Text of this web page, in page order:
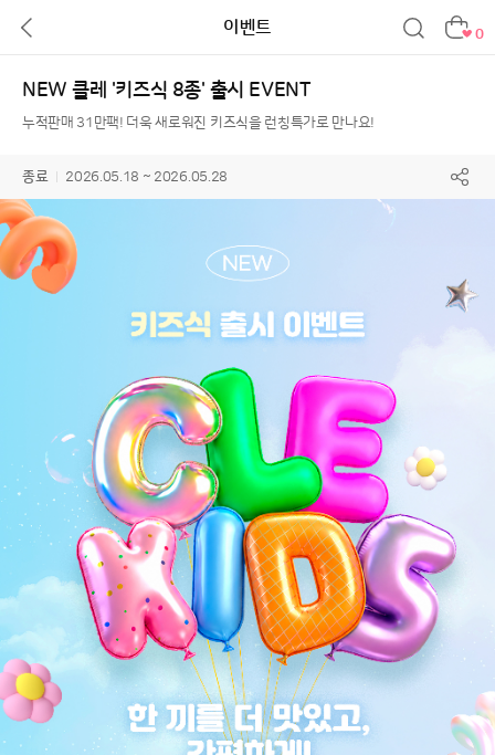
이벤트 0
NEW 클레 '키즈식 8종' 출시 EVENT
누적판매 31만팩! 더욱 새로워진 키즈식을 런칭특가로 만나요!
종료 2026.05.18 ~ 2026.05.28